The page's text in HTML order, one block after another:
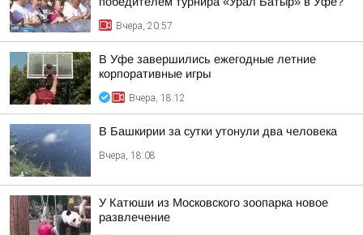
Вчера, 20:57
В Уфе завершились ежегодные летние
корпоративные игры
Вчера, 18:12
В Башкирии за сутки утонули два человека
Вчера, 18:08
У Катюши из Московского зоопарка новое
развлечение